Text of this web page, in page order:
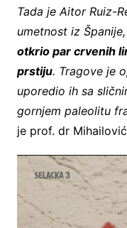
Tada je Aitor Ruiz-
umetnost iz
otkrio par crvenih
prstiju. Tragove je
uporedio ih sa
gornjem paleolitu
je prof. dr